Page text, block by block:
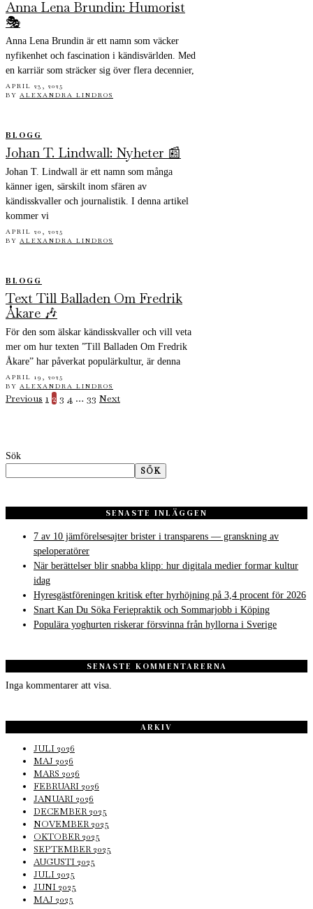
Anna Lena Brundin: Humorist
🎭
Anna Lena Brundin är ett namn som väcker
nyfikenhet och fascination i kändisvärlden. Med
en karriär som sträcker sig över flera decennier,
APRIL 23, 2025
BY ALEXANDRA LINDROS
BLOGG
Johan T. Lindwall: Nyheter 📰
Johan T. Lindwall är ett namn som många
känner igen, särskilt inom sfären av
kändisskvaller och journalistik. I denna artikel
kommer vi
APRIL 20, 2025
BY ALEXANDRA LINDROS
BLOGG
Text Till Balladen Om Fredrik
Åkare 🎶
För den som älskar kändisskvaller och vill veta
mer om hur texten ”Till Balladen Om Fredrik
Åkare” har påverkat populärkultur, är denna
APRIL 19, 2025
BY ALEXANDRA LINDROS
Previous 1 2 3 4 … 33 Next
Sök
SÖK
SENASTE INLÄGGEN
7 av 10 jämförelsesajter brister i transparens — granskning av
speloperatörer
När berättelser blir snabba klipp: hur digitala medier formar kultur
idag
Hyresgästföreningen kritisk efter hyrhöjning på 3,4 procent för 2026
Snart Kan Du Söka Feriepraktik och Sommarjobb i Köping
Populära yoghurten riskerar försvinna från hyllorna i Sverige
SENASTE KOMMENTARERNA
Inga kommentarer att visa.
ARKIV
JULI 2026
MAJ 2026
MARS 2026
FEBRUARI 2026
JANUARI 2026
DECEMBER 2025
NOVEMBER 2025
OKTOBER 2025
SEPTEMBER 2025
AUGUSTI 2025
JULI 2025
JUNI 2025
MAJ 2025